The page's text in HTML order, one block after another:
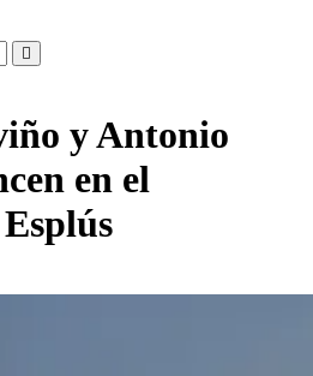
y Antonio
en el